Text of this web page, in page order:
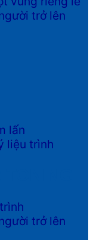
trở lên
lấn
liệu trình
trở lên